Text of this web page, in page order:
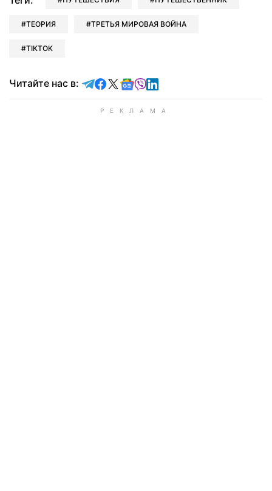
ТЕОРИЯ ТРЕТЬЯ МИРОВАЯ ВОЙНА
TIKTOK
Читайте нас в: Читайте в Telegram
Читайте в Facebook
Читайте в X
Читайте в Google news
Читайте в Viber
Читайте в LinkedIn